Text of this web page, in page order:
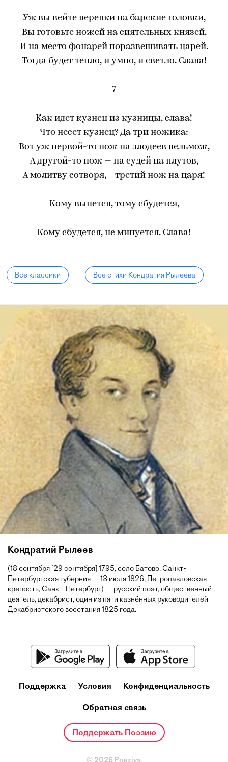
Уж вы вейте веревки на барские головки,
Вы готовьте ножей на сиятельных князей,
И на место фонарей поразвешивать царей.
Тогда будет тепло, и умно, и светло. Слава!
7
Как идет кузнец из кузницы, слава!
Что несет кузнец? Да три ножика:
Вот уж первой-то нож на злодеев вельмож,
А другой-то нож — на судей на плутов,
А молитву сотворя,— третий нож на царя!
Кому вынется, тому сбудется,
Кому сбудется, не минуется. Слава!
Все классики Все стихи Кондратия Рылеева
Кондратий Рылеев
(18 сентября [29 сентября] 1795, село Батово, Санкт-
Петербургская губерния — 13 июля 1826, Петропавловская
крепость, Санкт-Петербург) — русский поэт, общественный
деятель, декабрист, один из пяти казнённых руководителей
Декабристского восстания 1825 года.
Поддержка Условия Конфиденциальность
Обратная связь
Поддержать Поэзию
© 2026 Poeziya